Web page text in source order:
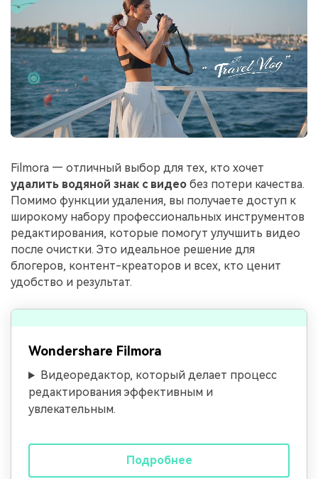
Filmora — отличный выбор для тех, кто хочет
удалить водяной знак с видео без потери качества.
Помимо функции удаления, вы получаете доступ к
широкому набору профессиональных инструментов
редактирования, которые помогут улучшить видео
после очистки. Это идеальное решение для
блогеров, контент-креаторов и всех, кто ценит
удобство и результат.
Wondershare Filmora
Видеоредактор, который делает процесс
редактирования эффективным и
увлекательным.
Подробнее